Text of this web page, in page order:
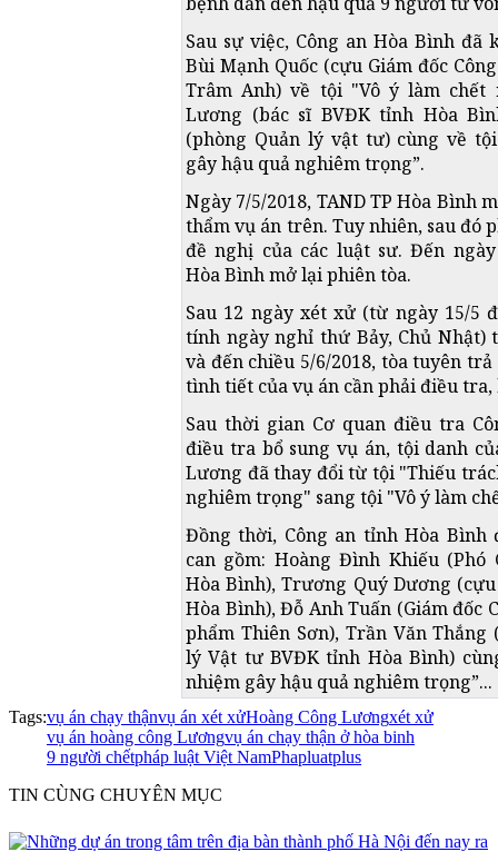
Sau sự việc, Công an Hòa Bình đã
Bùi Mạnh Quốc (cựu Giám đốc
Trâm Anh) về tội "Vô ý làm chết
Lương (bác sĩ BVĐK tỉnh Hòa
(phòng Quản lý vật tư) cùng về
gây hậu quả nghiêm trọng”.
Ngày 7/5/2018, TAND TP Hòa Bình
thẩm vụ án trên. Tuy nhiên, sau đó
đề nghị của các luật sư. Đến ngày
Hòa Bình mở lại phiên tòa.
Sau 12 ngày xét xử (từ ngày 15/5
tính ngày nghỉ thứ Bảy, Chủ Nhật)
và đến chiều 5/6/2018, tòa tuyên
tình tiết của vụ án cần phải điều tra,
Sau thời gian Cơ quan điều tra
điều tra bổ sung vụ án, tội danh
Lương đã thay đổi từ tội "Thiếu
nghiêm trọng" sang tội "Vô ý làm
Đồng thời, Công an tỉnh Hòa
can gồm: Hoàng Đình Khiếu (Phó
Hòa Bình), Trương Quý Dương
Hòa Bình), Đỗ Anh Tuấn (Giám đốc
phẩm Thiên Sơn), Trần Văn
lý Vật tư BVĐK tỉnh Hòa Bình)
nhiệm gây hậu quả nghiêm trọng”...
Tags:vụ án chạy thậnvụ án xét xửHoàng Công Lươngxét xử
vụ án hoàng công Lươngvụ án chạy thận ở hòa binh
9 người chếtpháp luật Việt NamPhapluatplus
TIN CÙNG CHUYÊN MỤC